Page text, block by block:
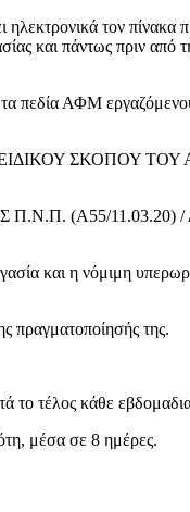
ηλεκτρονικά τον
και πάντως πριν από
πεδία ΑΦΜ
ΣΚΟΠΟΥ ΤΟΥ
(Α55/
η νόμιμη
της.
τέλος κάθε
μέσα σε 8 ημέρες.